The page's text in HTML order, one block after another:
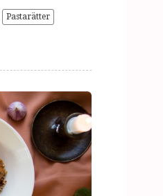
Pastarätter